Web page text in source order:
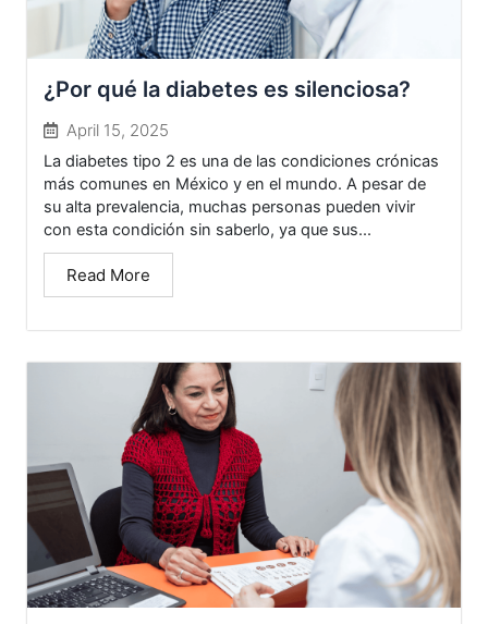
¿Por qué la diabetes es silenciosa?
April 15, 2025
La diabetes tipo 2 es una de las condiciones crónicas
más comunes en México y en el mundo. A pesar de
su alta prevalencia, muchas personas pueden vivir
con esta condición sin saberlo, ya que sus...
Read More